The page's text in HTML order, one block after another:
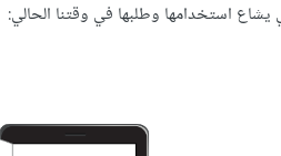
استخدامها وطلبها في وقتنا الحالي: